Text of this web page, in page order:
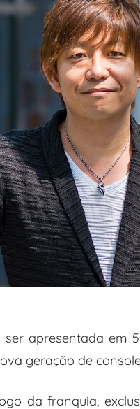
apresentada em
geração de
da franquia,